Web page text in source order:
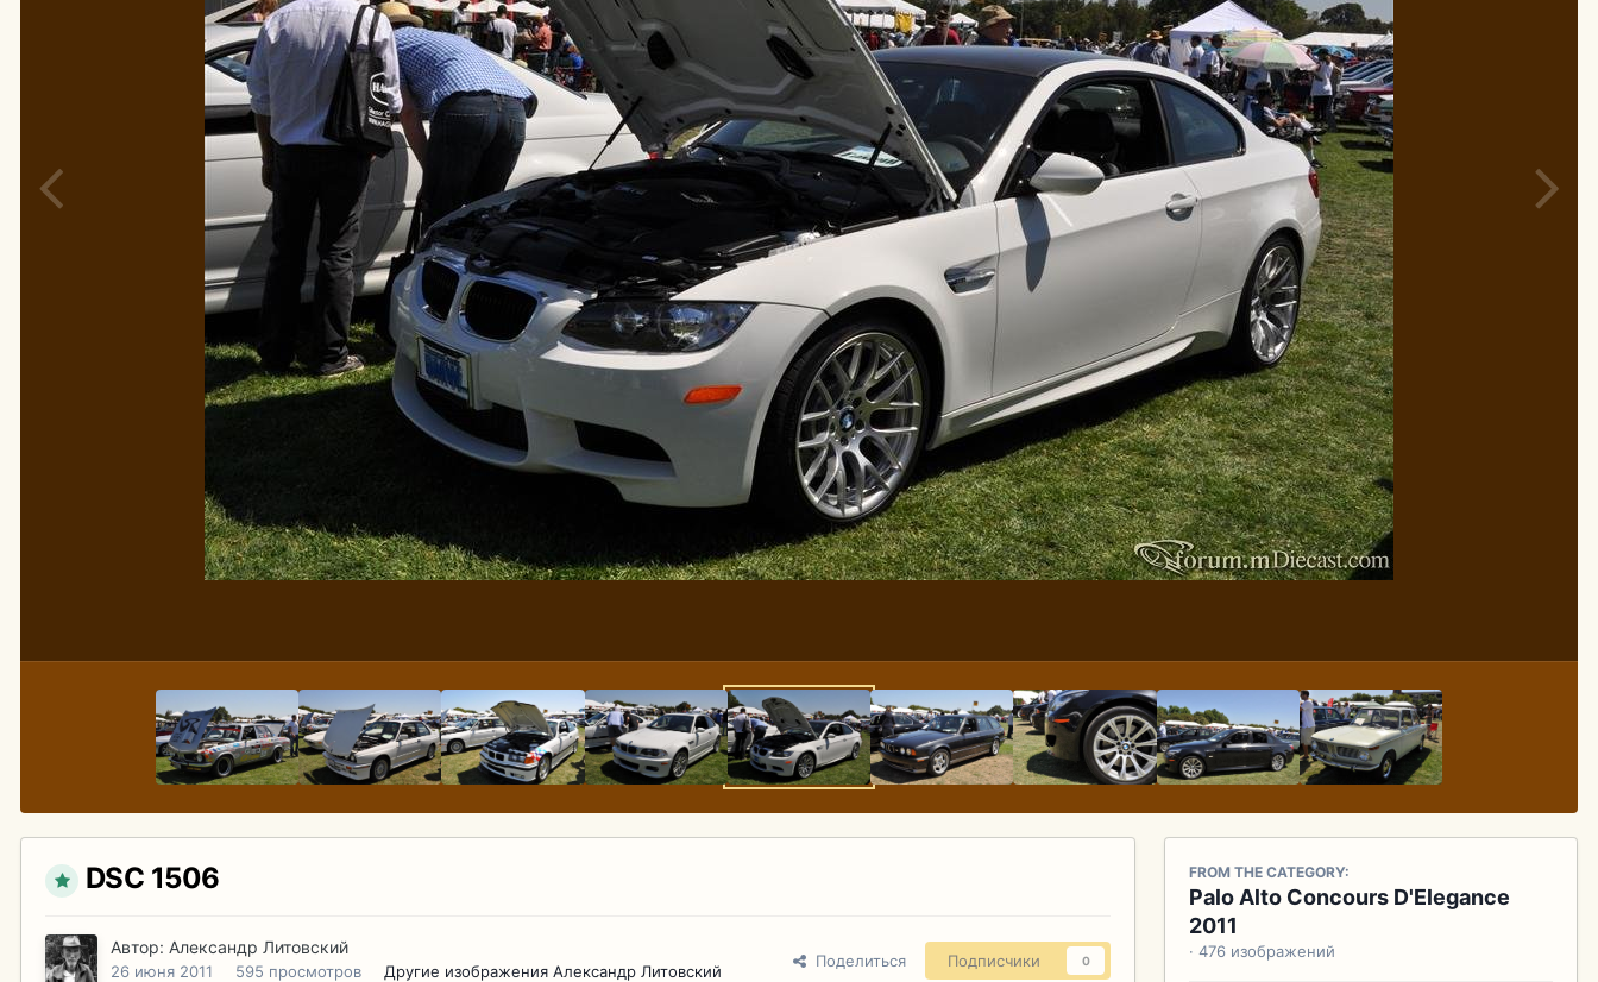
DSC 1506
Автор: Александр Литовский
26 июня 2011 595 просмотров Другие изображения Александр Литовский
Поделиться Подписчики 0
FROM THE CATEGORY:
Palo Alto Concours D'Elegance
2011
· 476 изображений